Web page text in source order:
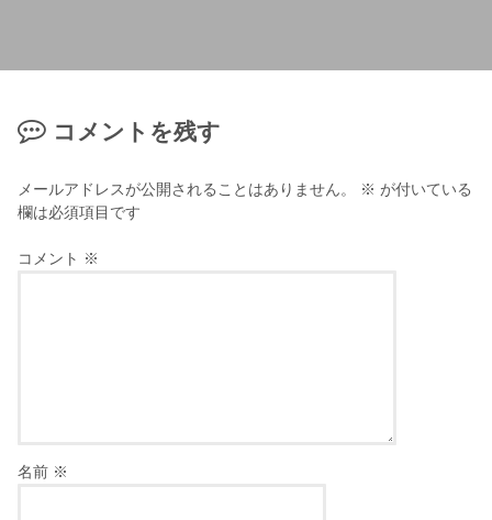
コメントを残す
メールアドレスが公開されることはありません。 ※ が付いている
欄は必須項目です
コメント ※
名前 ※